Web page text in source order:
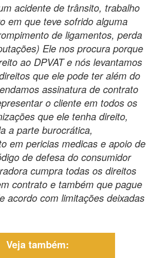
acidente de trânsito, trabalho
em que teve sofrido alguma
de ligamentos, perda
Ele nos procura porque
ao DPVAT e nós levantamos
que ele pode ter além do
assinatura de contrato
o cliente em todos os
que ele tenha direito,
a parte burocrática,
em pericias medicas e apoio de
de defesa do consumidor
cumpra todas os direitos
contrato e também que pague
acordo com limitações deixadas
Veja também: